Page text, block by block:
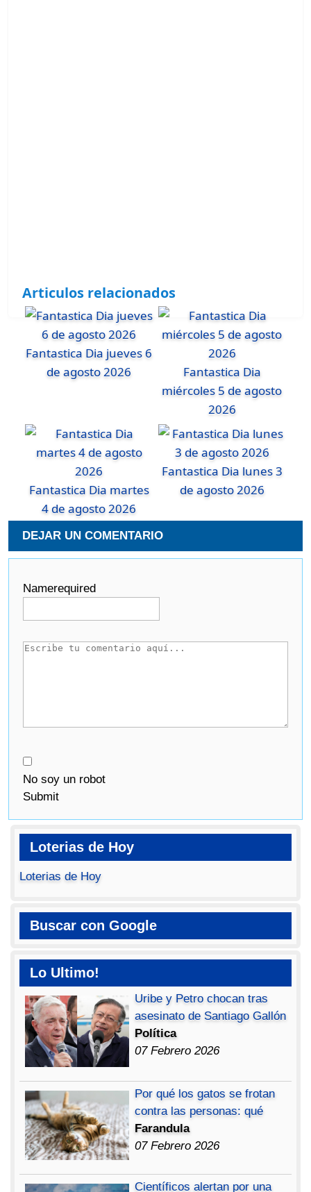
Articulos relacionados
Fantastica Dia jueves 6
de agosto 2026
Fantastica Dia
miércoles 5 de agosto
2026
Fantastica Dia martes
4 de agosto 2026
Fantastica Dia lunes 3
de agosto 2026
DEJAR UN COMENTARIO
Namerequired
No soy un robot
Submit
Loterias de Hoy
Loterias de Hoy
Buscar con Google
Lo Ultimo!
Uribe y Petro chocan tras
asesinato de Santiago Gallón
Política
07 Febrero 2026
Por qué los gatos se frotan
contra las personas: qué
Farandula
07 Febrero 2026
Científicos alertan por una